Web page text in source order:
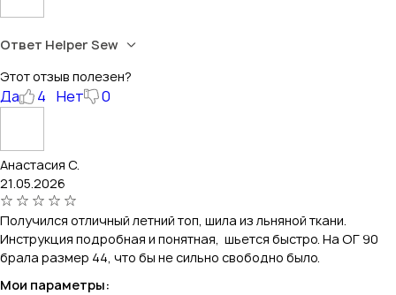
Ответ Helper Sew
Этот отзыв полезен?
Да 4 Нет 0
Анастасия С.
21.05.2026
Получился отличный летний топ, шила из льняной ткани.
Инструкция подробная и понятная, шьется быстро. На ОГ 90
брала размер 44, что бы не сильно свободно было.
Мои параметры: